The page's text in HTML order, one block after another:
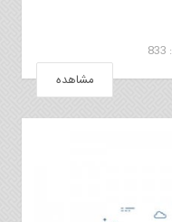
مشاهده